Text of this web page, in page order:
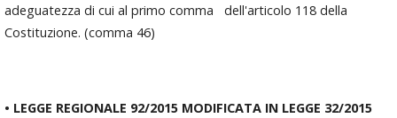
adeguatezza di cui al primo comma dell'articolo 118 della
Costituzione. (comma 46)
• LEGGE REGIONALE 92/2015 MODIFICATA IN LEGGE 32/2015